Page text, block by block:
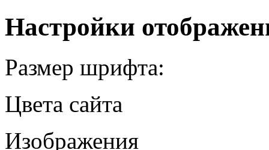
Настройки
Размер шрифта:
Цвета сайта
Изображения